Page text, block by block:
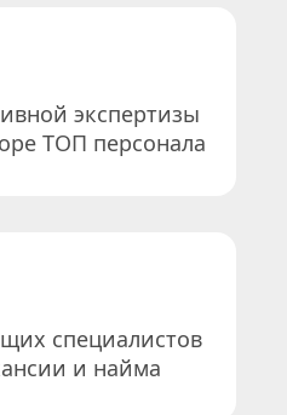
экспертизы
ТОП персонала
специалистов
и найма